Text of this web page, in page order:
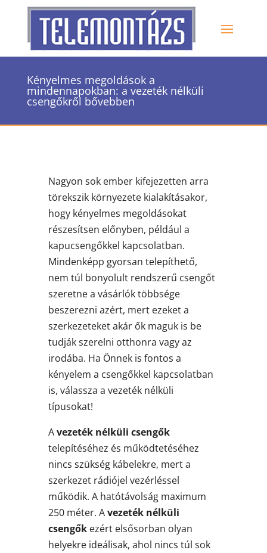
Kényelmes megoldások a
mindennapokban: a vezeték nélküli
csengőkről bővebben
Nagyon sok ember kifejezetten arra
törekszik környezete kialakításakor,
hogy kényelmes megoldásokat
részesítsen előnyben, például a
kapucsengőkkel kapcsolatban.
Mindenképp gyorsan telepíthető,
nem túl bonyolult rendszerű csengőt
szeretne a vásárlók többsége
beszerezni azért, mert ezeket a
szerkezeteket akár ők maguk is be
tudják szerelni otthonra vagy az
irodába. Ha Önnek is fontos a
kényelem a csengőkkel kapcsolatban
is, válassza a vezeték nélküli
típusokat!
Avezeték nélküli csengők
telepítéséhez és működtetéséhez
nincs szükség kábelekre, mert a
szerkezet rádiójel vezérléssel
működik. A hatótávolság maximum
250 méter. Avezeték nélküli
csengőkezért elsősorban olyan
helyekre ideálisak, ahol nincs túl sok